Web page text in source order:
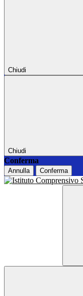
Chiudi
Chiudi
Conferma
Annulla Conferma